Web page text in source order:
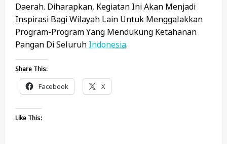
Daerah. Diharapkan, Kegiatan Ini Akan Menjadi
Inspirasi Bagi Wilayah Lain Untuk Menggalakkan
Program-Program Yang Mendukung Ketahanan
Pangan Di Seluruh Indonesia.
Share This:
Facebook X
Like This: